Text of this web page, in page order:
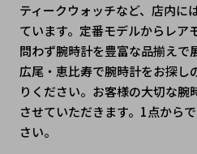
ティークウォッチなど、店内に
ています。定番モデルからレア
問わず腕時計を豊富な品揃えで
広尾・恵比寿で腕時計をお探し
りください。お客様の大切な腕
させていただきます。1点から
さい。